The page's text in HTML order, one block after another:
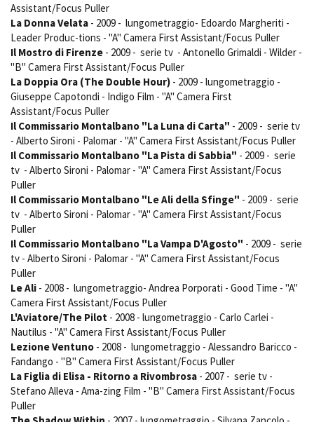
Assistant/Focus Puller
La Donna Velata - 2009 - lungometraggio- Edoardo Margheriti -
Leader Produc-tions - "A" Camera First Assistant/Focus Puller
Il Mostro di Firenze - 2009 - serie tv - Antonello Grimaldi - Wilder -
"B" Camera First Assistant/Focus Puller
La Doppia Ora (The Double Hour) - 2009 - lungometraggio -
Giuseppe Capotondi - Indigo Film - "A" Camera First
Assistant/Focus Puller
Il Commissario Montalbano "La Luna di Carta" - 2009 - serie tv
- Alberto Sironi - Palomar - "A" Camera First Assistant/Focus Puller
Il Commissario Montalbano "La Pista di Sabbia" - 2009 - serie
tv - Alberto Sironi - Palomar - "A" Camera First Assistant/Focus
Puller
Il Commissario Montalbano "Le Ali della Sfinge" - 2009 - serie
tv - Alberto Sironi - Palomar - "A" Camera First Assistant/Focus
Puller
Il Commissario Montalbano "La Vampa D'Agosto" - 2009 - serie
tv - Alberto Sironi - Palomar - "A" Camera First Assistant/Focus
Puller
Le Ali - 2008 - lungometraggio- Andrea Porporati - Good Time - "A"
Camera First Assistant/Focus Puller
L'Aviatore/The Pilot - 2008 - lungometraggio - Carlo Carlei -
Nautilus - "A" Camera First Assistant/Focus Puller
Lezione Ventuno - 2008 - lungometraggio - Alessandro Baricco -
Fandango - "B" Camera First Assistant/Focus Puller
La Figlia di Elisa - Ritorno a Rivombrosa - 2007 - serie tv -
Stefano Alleva - Ama-zing Film - "B" Camera First Assistant/Focus
Puller